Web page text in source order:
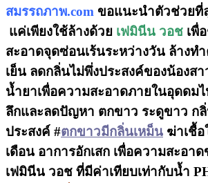
สมรรถภาพ.com ขอแนะนำตัวช่วยที่
แค่เพียงใช้ล้างด้วย เฟมินีน วอช เพื่
สะอาดจุดซ่อนเร้นระหว่างวัน ล้างท
เย็น ลดกลิ่นไม่พึ่งประสงค์ของน้องสา
น้ำยาเพื่อความสะอาดภายในอุดดม
ลึกและลดปัญหา ตกขาว ระดูขาว ก
ประสงค์ #ตกขาวมีกลิ่นเหม็น ฆ่าเชื้
เดือน อาการอักเสก เพื่อความสะอา
เฟมินีน วอช ที่มีค่าเทียบเท่ากับน้ำ